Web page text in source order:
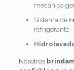
mecánica
Sistema de
refrigerante
Nosotros